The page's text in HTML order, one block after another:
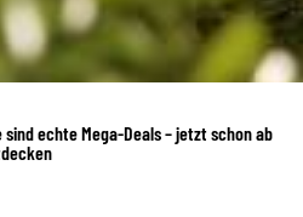
echte Mega-Deals – jetzt schon ab